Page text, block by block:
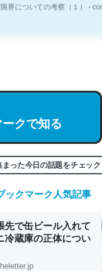
界についての考察（１） -
ないので貴重な良記事
界についての考察（１） -
いう「ずっと前の伏線」
いうには多い分量。進化
りそう
クで知る
った今日の話題をチェック
ックマーク人気記事
先で缶ビール入れて
冷蔵庫の正体につい